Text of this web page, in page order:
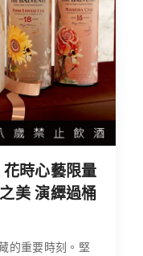
時心藝限量
美 演繹過桶
的重要時刻。堅